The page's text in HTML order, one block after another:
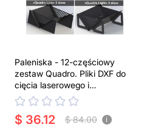
Paleniska - 12-częściowy
zestaw Quadro. Pliki DXF do
cięcia laserowego i
plazmowego
$ 36.12 $ 84.00 i